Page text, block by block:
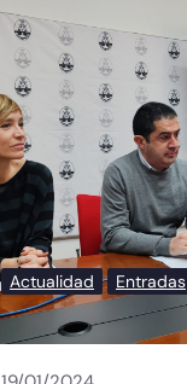
Actualidad Entradas